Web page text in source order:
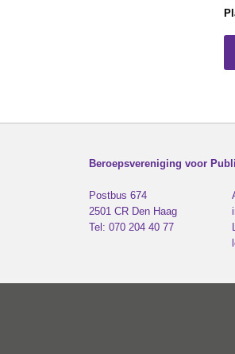
Beroepsvereniging voor
Postbus 674
2501 CR Den Haag
Tel: 070 204 40 77